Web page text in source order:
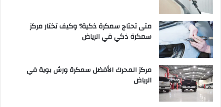
متى تحتاج سمكرة ذكية؟ وكيف تختار مركز
سمكرة ذكي في الرياض
مركز المحرك الأفضل سمكرة ورش بوية في
الرياض